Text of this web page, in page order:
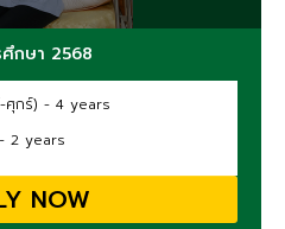
กษา 2568
ศุกร์) - 4 years
2 years
NOW